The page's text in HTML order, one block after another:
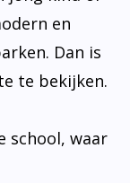
en
Dan is
te bekijken.
school, waar